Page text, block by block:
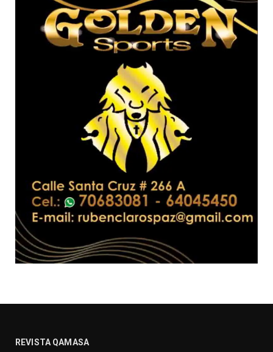
REVISTA QAMASA